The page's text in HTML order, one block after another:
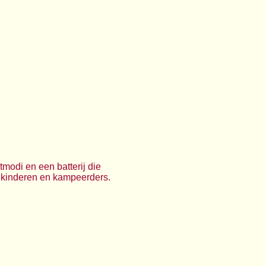
en een batterij die
en kampeerders.